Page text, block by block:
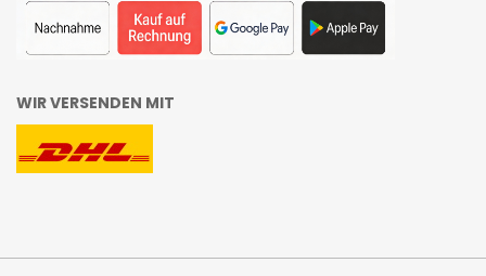
WIR VERSENDEN MIT